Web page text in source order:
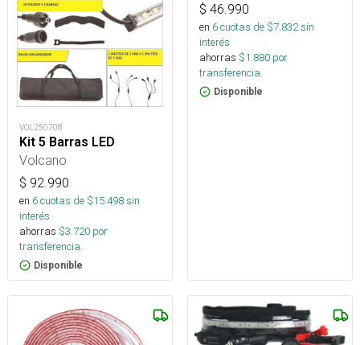
VOL250708
Kit 5 Barras LED
Volcano
$ 92.990
en 6cuotas de $15.498sin
interés
ahorras $3.720 por
transferencia.
Disponible
$ 46.990
en 6cuotas de $7.832sin
interés
ahorras $1.880 por
transferencia.
Disponible